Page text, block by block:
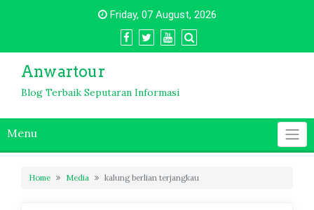
Friday, 07 August, 2026
Anwartour
Blog Terbaik Seputaran Informasi
Menu
Home Media kalung berlian terjangkau